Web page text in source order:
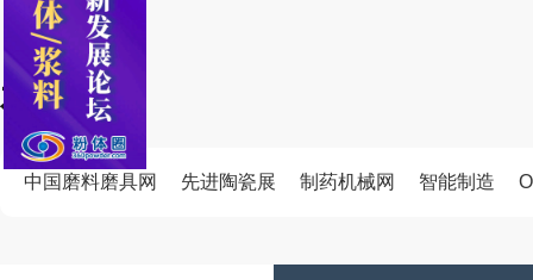
友情链接
中国磨料磨具网 先进陶瓷展 制药机械网 智能制造